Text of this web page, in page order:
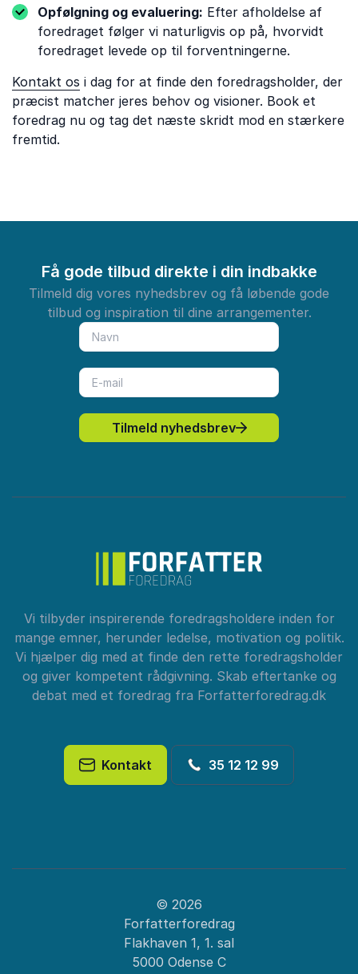
Opfølgning og evaluering: Efter afholdelse af
foredraget følger vi naturligvis op på, hvorvidt
foredraget levede op til forventningerne.
Kontakt os i dag for at finde den foredragsholder, der
præcist matcher jeres behov og visioner. Book et
foredrag nu og tag det næste skridt mod en stærkere
fremtid.
Få gode tilbud direkte i din indbakke
Tilmeld dig vores nyhedsbrev og få løbende gode
tilbud og inspiration til dine arrangementer.
Tilmeld nyhedsbrev
Vi tilbyder inspirerende foredragsholdere inden for
mange emner, herunder ledelse, motivation og politik.
Vi hjælper dig med at finde den rette foredragsholder
og giver kompetent rådgivning. Skab eftertanke og
debat med et foredrag fra Forfatterforedrag.dk
Kontakt 35 12 12 99
© 2026
Forfatterforedrag
Flakhaven 1, 1. sal
5000 Odense C